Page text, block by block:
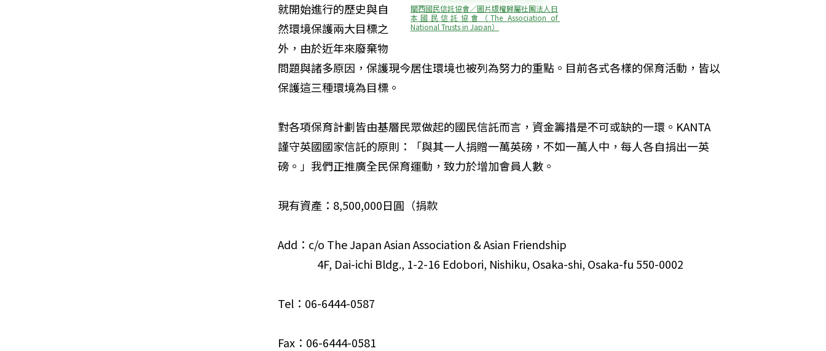
關西國民信託協會／圖片版權歸屬社團法人日
本國民信託協會（The Association of
National Trusts in Japan）
就開始進行的歷史與自
然環境保護兩大目標之
外，由於近年來廢棄物
問題與諸多原因，保護現今居住環境也被列為努力的重點。目前各式各樣的保育活動，皆以
保護這三種環境為目標。
對各項保育計劃皆由基層民眾做起的國民信託而言，資金籌措是不可或缺的一環。KANTA
謹守英國國家信託的原則：「與其一人捐贈一萬英磅，不如一萬人中，每人各自捐出一英
磅。」我們正推廣全民保育運動，致力於增加會員人數。
現有資產：8,500,000日圓（捐款
Add：c/o The Japan Asian Association & Asian Friendship
                4F, Dai-ichi Bldg., 1-2-16 Edobori, Nishiku, Osaka-shi, Osaka-fu 550-0002
Tel：06-6444-0587
Fax：06-6444-0581